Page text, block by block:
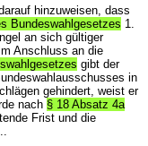
hinzuweisen, dass
Bundeswahlgesetzes 1.
an sich gültiger
Anschluss an die
gibt der
in
gehindert, weist er
nach § 18 Absatz 4a
Frist und die